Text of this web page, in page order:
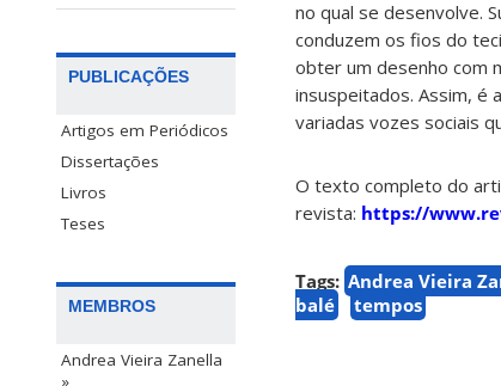
PUBLICAÇÕES
Artigos em Periódicos
Dissertações
Livros
Teses
MEMBROS
Andrea Vieira Zanella
»
no qual se desenvolve.
conduzem os fios do
obter um desenho com
insuspeitados. Assim, é
variadas vozes sociais
O texto completo do
revista: https://
Tags: Andrea Vieira
balé
tempos